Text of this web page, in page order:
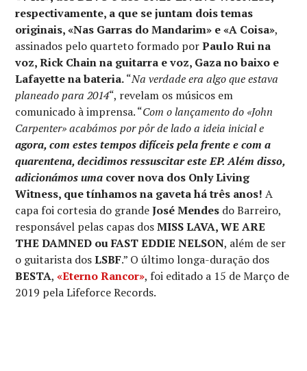
respectivamente, a que se juntam dois temas
originais, «Nas Garras do Mandarim» e «A Coisa»,
assinados pelo quarteto formado porPaulo Rui na
voz, Rick Chain na guitarra e voz, Gaza no baixo e
Lafayette na bateria.“Na verdade era algo que estava
planeado para 2014“, revelam os músicos em
comunicado à imprensa. “Com o lançamento do «John
Carpenter» acabámos por pôr de lado a ideia inicial e
agora, com estes tempos difíceis pela frente e com a
quarentena, decidimos ressuscitar este EP. Além disso,
adicionámos uma cover nova dos Only Living
Witness, que tínhamos na gaveta há três anos! A
capa foi cortesia do grandeJosé Mendes do Barreiro,
responsável pelas capas dosMISS LAVA, WE ARE
THE DAMNED ou FAST EDDIE NELSON, além de ser
o guitarista dosLSBF.” O último longa-duração dos
BESTA,«Eterno Rancor», foi editado a 15 de Março de
2019 pela Lifeforce Records.